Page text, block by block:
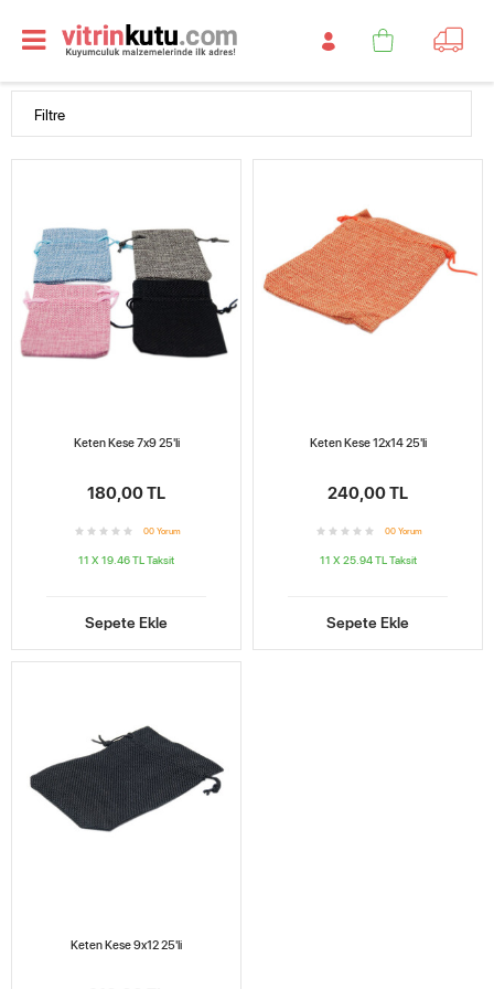
Filtre
Keten Kese 7x9 25'li
180,00 TL
00 Yorum
11 X 19.46 TL Taksit
Sepete Ekle
Keten Kese 12x14 25'li
240,00 TL
00 Yorum
11 X 25.94 TL Taksit
Sepete Ekle
Keten Kese 9x12 25'li